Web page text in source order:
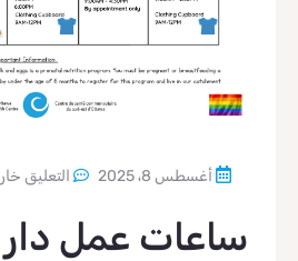
أغسطس 8، 2025 التعليق
ساعات عمل دار